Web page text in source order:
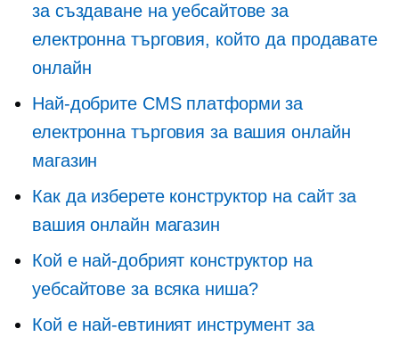
за създаване на уебсайтове за
електронна търговия, който да продавате
онлайн
Най-добрите CMS платформи за
електронна търговия за вашия онлайн
магазин
Как да изберете конструктор на сайт за
вашия онлайн магазин
Кой е най-добрият конструктор на
уебсайтове за всяка ниша?
Кой е най-евтиният инструмент за